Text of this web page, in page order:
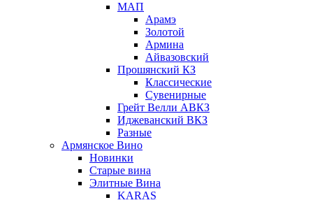
МАП
Арамэ
Золотой
Армина
Айвазовский
Прошянский КЗ
Классические
Сувенирные
Грейт Велли АВКЗ
Иджеванский ВКЗ
Разные
Армянское Вино
Новинки
Старые вина
Элитные Вина
KARAS